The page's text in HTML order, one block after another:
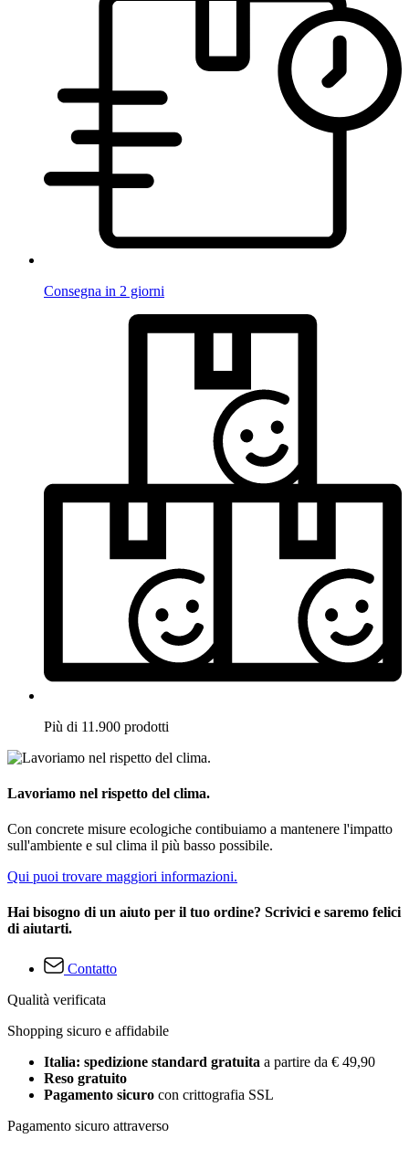
Consegna in 2 giorni
Più di 11.900 prodotti
Lavoriamo nel rispetto del clima.
Con concrete misure ecologiche contibuiamo a mantenere l'impatto
sull'ambiente e sul clima il più basso possibile.
Qui puoi trovare maggiori informazioni.
Hai bisogno di un aiuto per il tuo ordine? Scrivici e saremo felici
di aiutarti.
Contatto
Qualità verificata
Shopping sicuro e affidabile
Italia: spedizione standard gratuita a partire da € 49,90
Reso gratuito
Pagamento sicuro con crittografia SSL
Pagamento sicuro attraverso